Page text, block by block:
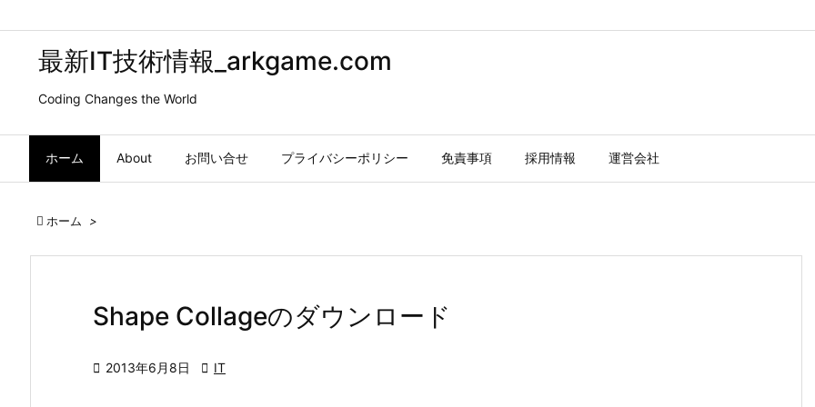
最新IT技術情報_arkgame.com
Coding Changes the World
ホーム About お問い合せ プライバシーポリシー 免責事項 採用情報 運営会社
 ホーム >
Shape Collageのダウンロード
 2013年6月8日  IT